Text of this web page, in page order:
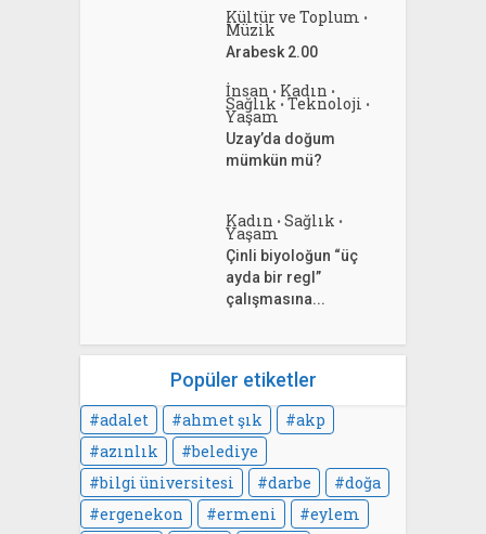
Kültür ve Toplum •
Müzik
Arabesk 2.00
İnsan • Kadın •
Sağlık • Teknoloji •
Yaşam
Uzay’da doğum
mümkün mü?
Kadın • Sağlık •
Yaşam
Çinli biyoloğun “üç
ayda bir regl”
çalışmasına...
Popüler etiketler
adalet ahmet şık
akp
azınlık
belediye
bilgi üniversitesi
darbe
doğa
ergenekon
ermeni
eylem